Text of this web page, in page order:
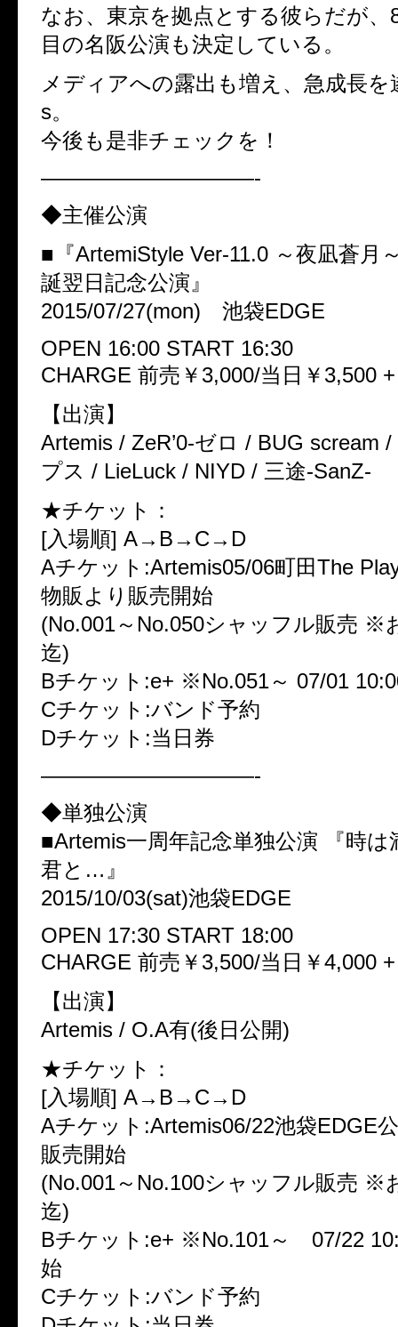
なお、東京を拠点とする彼らだが、
目の名阪公演も決定している。
メディアへの露出も増え、急成長を
s。
今後も是非チェックを！
——————————-
◆主催公演
■『ArtemiStyle Ver-11.0 ～夜凪蒼月
誕翌日記念公演』
2015/07/27(mon) 池袋EDGE
OPEN 16:00 START 16:30
CHARGE 前売￥3,000/当日￥3,500
【出演】
Artemis / ZeR’0-ゼロ / BUG scream
プス / LieLuck / NIYD / 三途-SanZ-
★チケット：
[入場順] A→B→C→D
Aチケット:Artemis05/06町田The
物販より販売開始
(No.001～No.050シャッフル販売 ※
迄)
Bチケット:e+ ※No.051～ 07/01
Cチケット:バンド予約
Dチケット:当日券
——————————-
◆単独公演
■Artemis一周年記念単独公演 『時は
君と…』
2015/10/03(sat)池袋EDGE
OPEN 17:30 START 18:00
CHARGE 前売￥3,500/当日￥4,000
【出演】
Artemis / O.A有(後日公開)
★チケット：
[入場順] A→B→C→D
Aチケット:Artemis06/22池袋EDGE
販売開始
(No.001～No.100シャッフル販売 ※
迄)
Bチケット:e+ ※No.101～ 07/22
始
Cチケット:バンド予約